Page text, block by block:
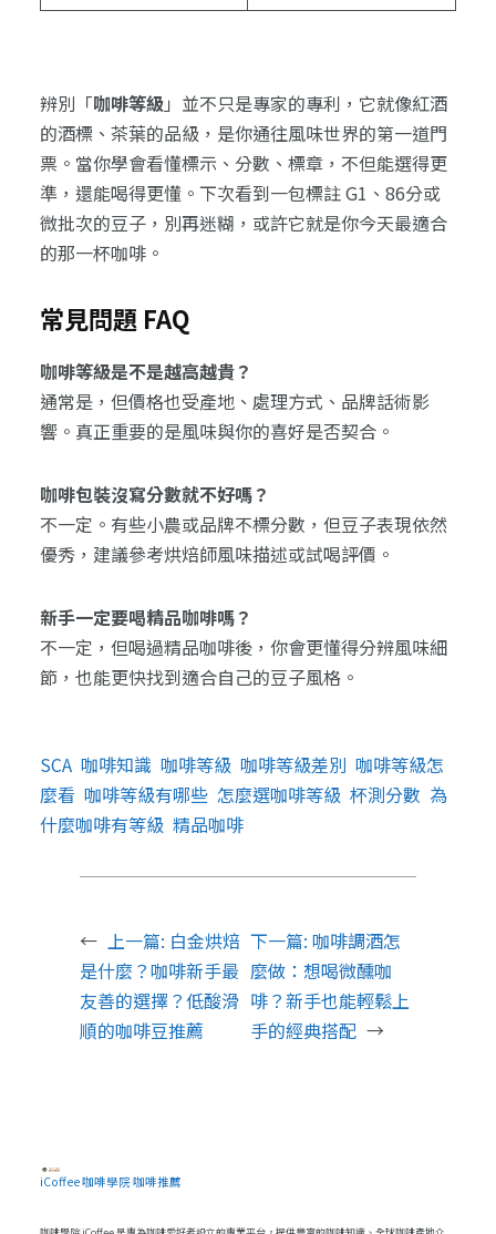
辨別「咖啡等級」並不只是專家的專利，它就像紅酒
的酒標、茶葉的品級，是你通往風味世界的第一道門
票。當你學會看懂標示、分數、標章，不但能選得更
準，還能喝得更懂。下次看到一包標註 G1、86分或
微批次的豆子，別再迷糊，或許它就是你今天最適合
的那一杯咖啡。
常見問題 FAQ
咖啡等級是不是越高越貴？
通常是，但價格也受產地、處理方式、品牌話術影
響。真正重要的是風味與你的喜好是否契合。
咖啡包裝沒寫分數就不好嗎？
不一定。有些小農或品牌不標分數，但豆子表現依然
優秀，建議參考烘焙師風味描述或試喝評價。
新手一定要喝精品咖啡嗎？
不一定，但喝過精品咖啡後，你會更懂得分辨風味細
節，也能更快找到適合自己的豆子風格。
SCA 咖啡知識 咖啡等級 咖啡等級差別 咖啡等級怎
麼看 咖啡等級有哪些 怎麼選咖啡等級 杯測分數 為
什麼咖啡有等級 精品咖啡
← 上一篇: 白金烘焙
是什麼？咖啡新手最
友善的選擇？低酸滑
順的咖啡豆推薦
下一篇:咖啡調酒怎
麼做：想喝微醺咖
啡？新手也能輕鬆上
手的經典搭配 →
iCoffee 咖啡學院 咖啡推薦